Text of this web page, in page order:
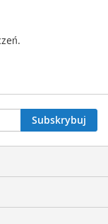
Subskrybuj